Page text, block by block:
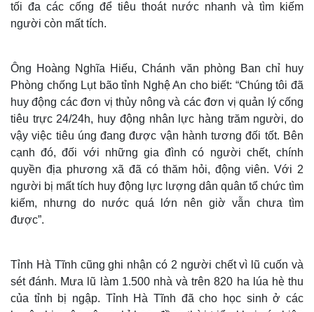
Kinh tế
Thị trường
tối đa các cống để tiêu thoát nước nhanh và tìm kiếm
người còn mất tích.
Ông Hoàng Nghĩa Hiếu, Chánh văn phòng Ban chỉ huy
Phòng chống Lụt bão tỉnh Nghệ An cho biết: “Chúng tôi đã
huy động các đơn vị thủy nông và các đơn vị quản lý cống
tiêu trực 24/24h, huy động nhân lực hàng trăm người, do
vậy việc tiêu úng đang được vận hành tương đối tốt. Bên
cạnh đó, đối với những gia đình có người chết, chính
quyền địa phương xã đã có thăm hỏi, động viên. Với 2
người bị mất tích huy động lực lượng dân quân tổ chức tìm
kiếm, nhưng do nước quá lớn nên giờ vẫn chưa tìm
được”.
Tỉnh Hà Tĩnh cũng ghi nhận có 2 người chết vì lũ cuốn và
sét đánh. Mưa lũ làm 1.500 nhà và trên 820 ha lúa hè thu
của tỉnh bị ngập. Tỉnh Hà Tĩnh đã cho học sinh ở các